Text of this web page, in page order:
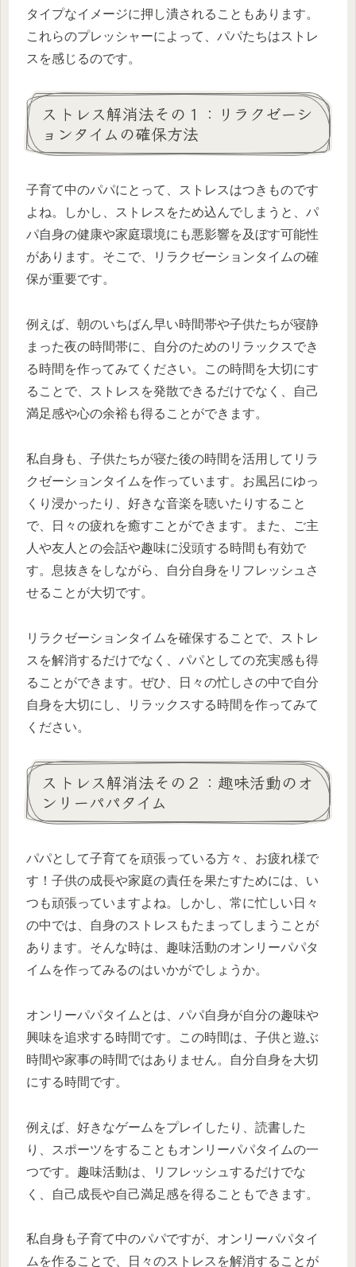
タイプなイメージに押し潰されることもあります。
これらのプレッシャーによって、パパたちはストレ
スを感じるのです。
ストレス解消法その１：リラクゼーシ
ョンタイムの確保方法
子育て中のパパにとって、ストレスはつきものです
よね。しかし、ストレスをため込んでしまうと、パ
パ自身の健康や家庭環境にも悪影響を及ぼす可能性
があります。そこで、リラクゼーションタイムの確
保が重要です。
例えば、朝のいちばん早い時間帯や子供たちが寝静
まった夜の時間帯に、自分のためのリラックスでき
る時間を作ってみてください。この時間を大切にす
ることで、ストレスを発散できるだけでなく、自己
満足感や心の余裕も得ることができます。
私自身も、子供たちが寝た後の時間を活用してリラ
クゼーションタイムを作っています。お風呂にゆっ
くり浸かったり、好きな音楽を聴いたりすること
で、日々の疲れを癒すことができます。また、ご主
人や友人との会話や趣味に没頭する時間も有効で
す。息抜きをしながら、自分自身をリフレッシュさ
せることが大切です。
リラクゼーションタイムを確保することで、ストレ
スを解消するだけでなく、パパとしての充実感も得
ることができます。ぜひ、日々の忙しさの中で自分
自身を大切にし、リラックスする時間を作ってみて
ください。
ストレス解消法その２：趣味活動のオ
ンリーパパタイム
パパとして子育てを頑張っている方々、お疲れ様で
す！子供の成長や家庭の責任を果たすためには、い
つも頑張っていますよね。しかし、常に忙しい日々
の中では、自身のストレスもたまってしまうことが
あります。そんな時は、趣味活動のオンリーパパタ
イムを作ってみるのはいかがでしょうか。
オンリーパパタイムとは、パパ自身が自分の趣味や
興味を追求する時間です。この時間は、子供と遊ぶ
時間や家事の時間ではありません。自分自身を大切
にする時間です。
例えば、好きなゲームをプレイしたり、読書した
り、スポーツをすることもオンリーパパタイムの一
つです。趣味活動は、リフレッシュするだけでな
く、自己成長や自己満足感を得ることもできます。
私自身も子育て中のパパですが、オンリーパパタイ
ムを作ることで、日々のストレスを解消することが